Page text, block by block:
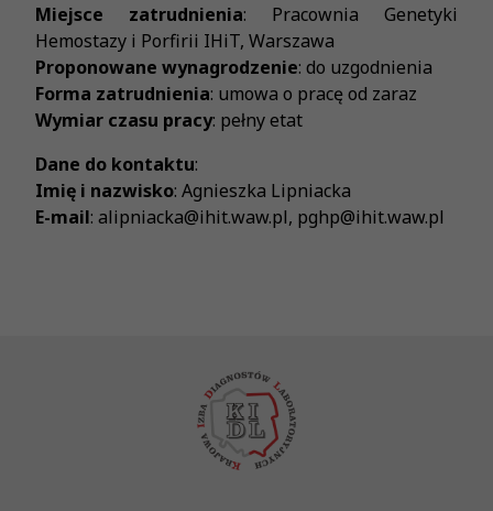
Miejsce zatrudnienia: Pracownia Genetyki
Hemostazy i Porfirii IHiT, Warszawa
Proponowane wynagrodzenie: do uzgodnienia
Forma zatrudnienia: umowa o pracę od zaraz
Wymiar czasu pracy: pełny etat
Dane do kontaktu:
Imię i nazwisko: Agnieszka Lipniacka
E-mail: alipniacka@ihit.waw.pl, pghp@ihit.waw.pl